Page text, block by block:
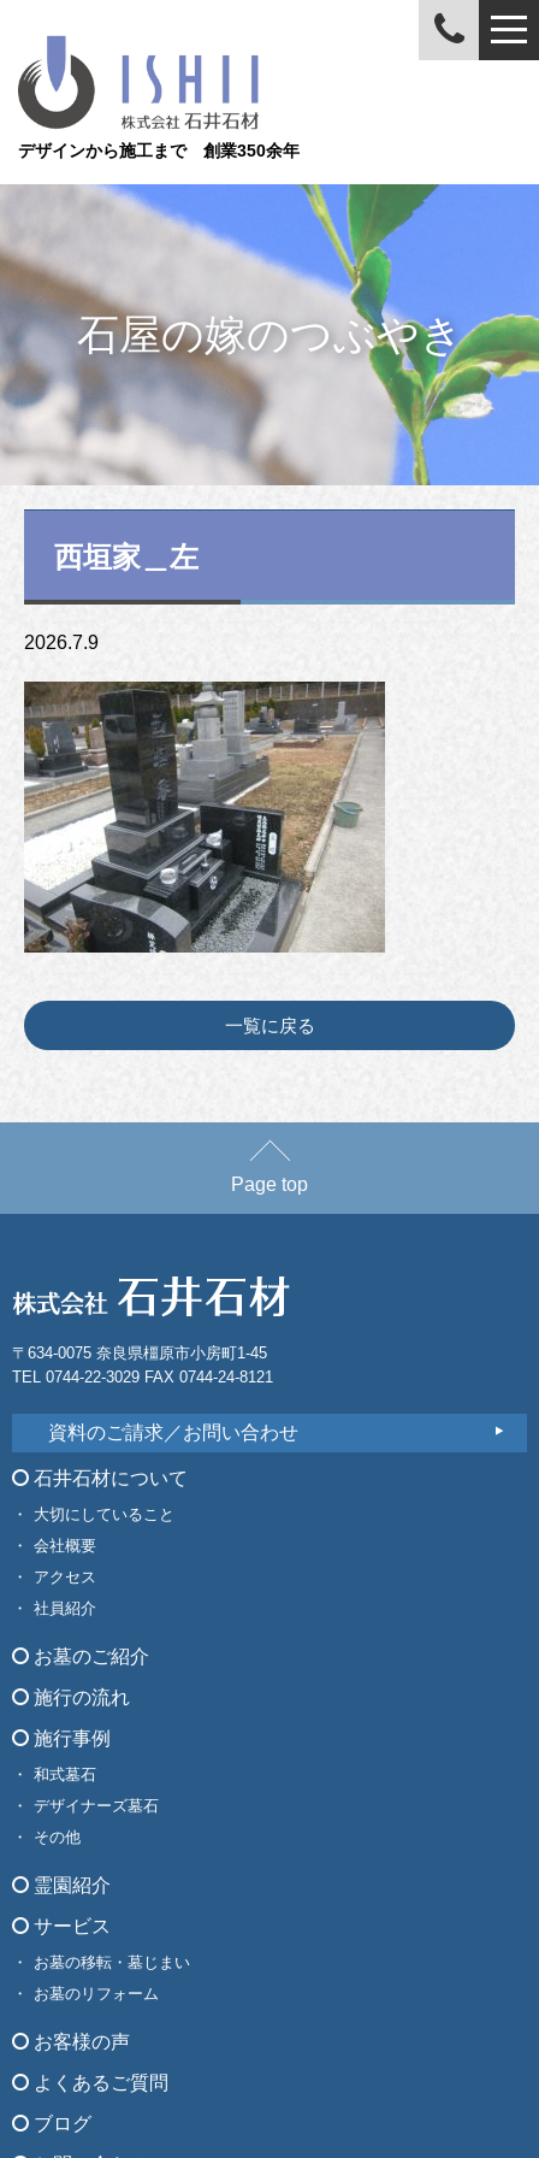
デザインから施工まで 創業350余年
石屋の嫁のつぶやき
西垣家＿左
2026.7.9
一覧に戻る
Page top
〒634-0075 奈良県橿原市小房町1-45
TEL 0744-22-3029 FAX 0744-24-8121
資料のご請求／お問い合わせ
石井石材について
大切にしていること
会社概要
アクセス
社員紹介
お墓のご紹介
施行の流れ
施行事例
和式墓石
デザイナーズ墓石
その他
霊園紹介
サービス
お墓の移転・墓じまい
お墓のリフォーム
お客様の声
よくあるご質問
ブログ